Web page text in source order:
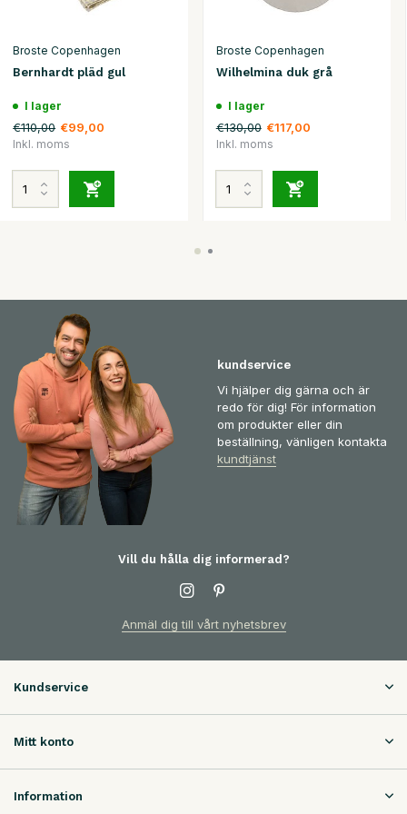
Broste Copenhagen
Bernhardt pläd gul
I lager
€110,00 €99,00
Inkl. moms
Broste Copenhagen
Wilhelmina duk grå
I lager
€130,00 €117,00
Inkl. moms
kundservice
Vi hjälper dig gärna och är
redo för dig! För information
om produkter eller din
beställning, vänligen kontakta
kundtjänst
Vill du hålla dig informerad?
Anmäl dig till vårt nyhetsbrev
Kundservice
Mitt konto
Information